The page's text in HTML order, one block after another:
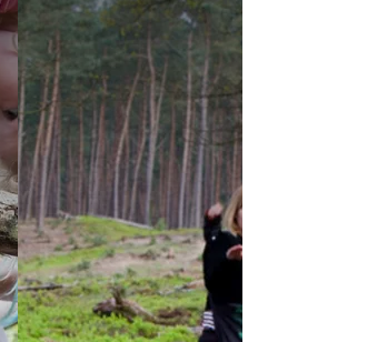
Oud
Oud
Bekijk de agenda